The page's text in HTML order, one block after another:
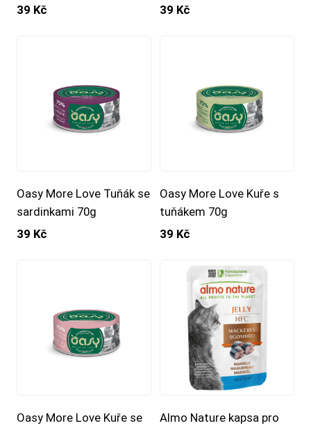
39 Kč
39 Kč
Oasy More Love Tuňák se
sardinkami 70g
39 Kč
Oasy More Love Kuře s
tuňákem 70g
39 Kč
Oasy More Love Kuře se
Almo Nature kapsa pro